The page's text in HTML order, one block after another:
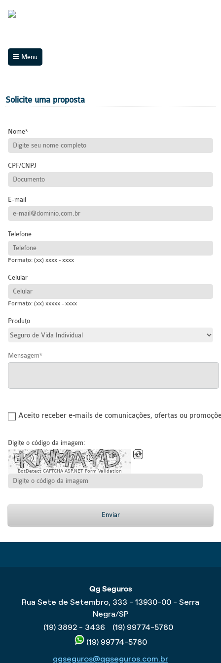
Menu
Solicite uma proposta
Nome
CPF/CNPJ
E-mail
Telefone
Formato: (xx) xxxx - xxxx
Celular
Formato: (xx) xxxxx - xxxx
Produto
Mensagem
Aceito receber e-mails de comunicações, ofertas ou
Digite o código da imagem:
BotDetect CAPTCHA ASP.NET Form Validation
Enviar
Qg Seguros
Rua Sete de Setembro, 333 - 13930-00 - Serra
Negra/SP
(19) 3892 - 3436
(19) 99774-5780
(19) 99774-5780
qgseguros@qgseguros.com.br